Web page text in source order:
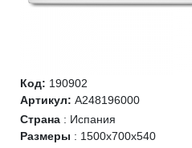
Код: 190902
Артикул: A248196000
Страна : Испания
Размеры : 1500x700x540